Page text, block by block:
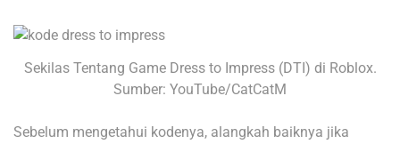
Sekilas Tentang Game Dress to Impress (DTI) di Roblox.
Sumber: YouTube/CatCatM
Sebelum mengetahui kodenya, alangkah baiknya jika